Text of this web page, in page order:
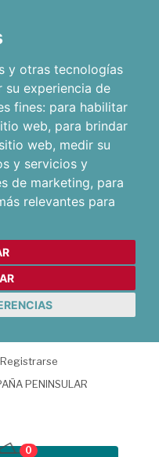
y otras tecnologías
su experiencia de
fines: para habilitar
web, para brindar
web, medir su
y servicios y
de marketing, para
relevantes para
Registrarse
PENINSULAR
0